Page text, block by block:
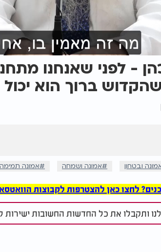
- לפני שאנחנו
ברוך הוא יכול
ובטחון אמונה ושמחה אמונה תמימה
לחצו כאן להצטרפות לקבוצות הוואטסאפ של
ותקבלו את כל החדשות החשובות ישירות